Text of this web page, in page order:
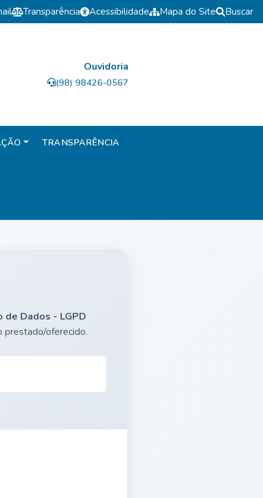
Transparência Acessibilidade Mapa do Site Buscar
Ouvidoria
(98) 98426-0567
TRANSPARÊNCIA
Dados - LGPD
prestado/oferecido.